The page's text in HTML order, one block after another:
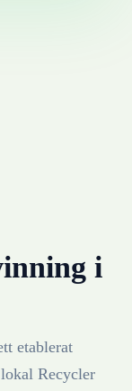
i
etablerat
Recycler